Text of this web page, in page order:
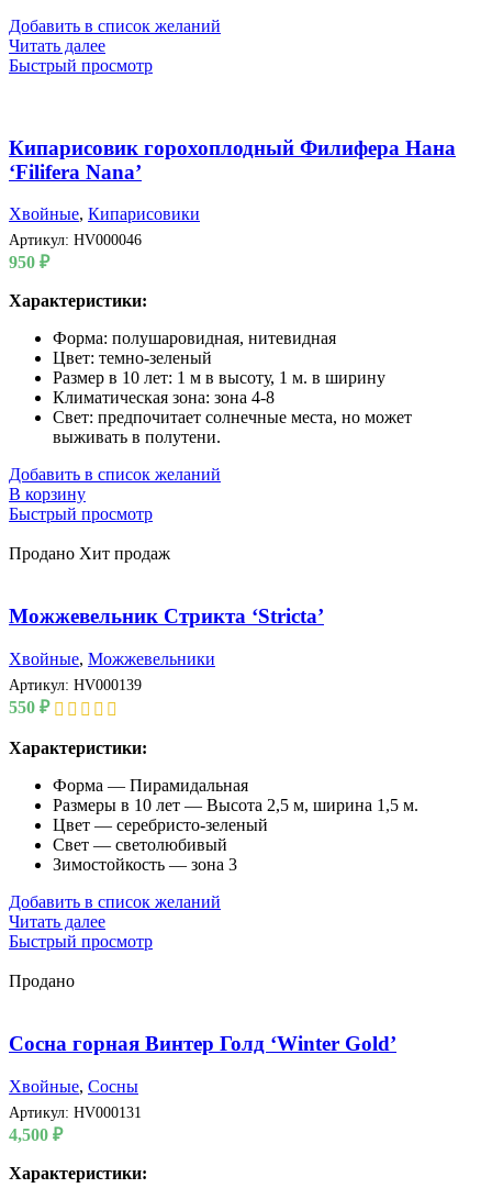
Добавить в список желаний
Читать далее
Быстрый просмотр
Кипарисовик горохоплодный Филифера Нана
‘Filifera Nana’
Хвойные, Кипарисовики
Артикул: HV000046
950 ₽
Характеристики:
Форма: полушаровидная, нитевидная
Цвет: темно-зеленый
Размер в 10 лет: 1 м в высоту, 1 м. в ширину
Климатическая зона: зона 4-8
Свет: предпочитает солнечные места, но может
выживать в полутени.
Добавить в список желаний
В корзину
Быстрый просмотр
Продано Хит продаж
Можжевельник Стрикта ‘Stricta’
Хвойные, Можжевельники
Артикул: HV000139
550 ₽
Характеристики:
Форма — Пирамидальная
Размеры в 10 лет — Высота 2,5 м, ширина 1,5 м.
Цвет — серебристо-зеленый
Свет — светолюбивый
Зимостойкость — зона 3
Добавить в список желаний
Читать далее
Быстрый просмотр
Продано
Сосна горная Винтер Голд ‘Winter Gold’
Хвойные, Сосны
Артикул: HV000131
4,500 ₽
Характеристики: